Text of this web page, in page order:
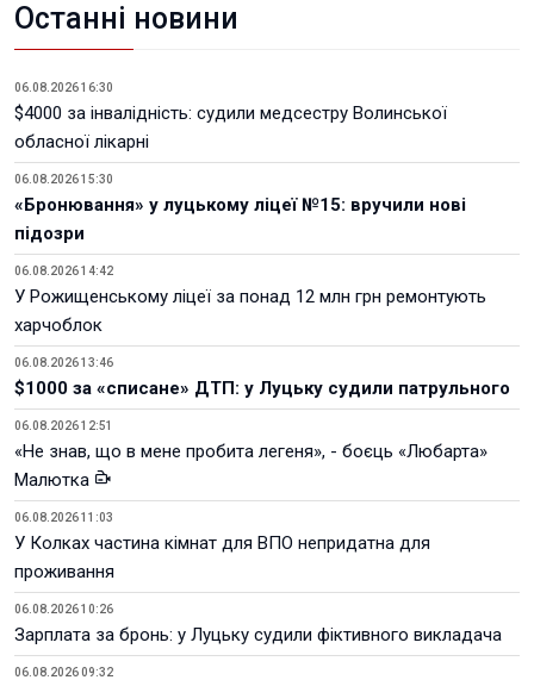
Останні новини
06.08.2026 16:30
$4000 за інвалідність: судили медсестру Волинської
обласної лікарні
06.08.2026 15:30
«Бронювання» у луцькому ліцеї №15: вручили нові
підозри
06.08.2026 14:42
У Рожищенському ліцеї за понад 12 млн грн ремонтують
харчоблок
06.08.2026 13:46
$1000 за «списане» ДТП: у Луцьку судили патрульного
06.08.2026 12:51
«Не знав, що в мене пробита легеня», - боєць «Любарта»
Малютка
06.08.2026 11:03
У Колках частина кімнат для ВПО непридатна для
проживання
06.08.2026 10:26
Зарплата за бронь: у Луцьку судили фіктивного викладача
06.08.2026 09:32